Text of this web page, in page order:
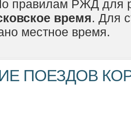
правилам РЖД для
время. Для
местное время.
ПОЕЗДОВ